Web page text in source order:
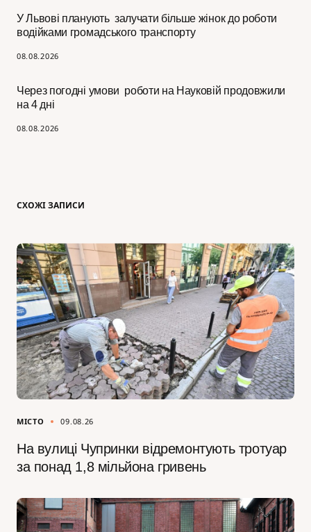
У Львові планують залучати більше жінок до роботи
водійками громадського транспорту
08.08.2026
Через погодні умови роботи на Науковій продовжили
на 4 дні
08.08.2026
СХОЖІ ЗАПИСИ
МІСТО 09.08.26
На вулиці Чупринки відремонтують тротуар
за понад 1,8 мільйона гривень